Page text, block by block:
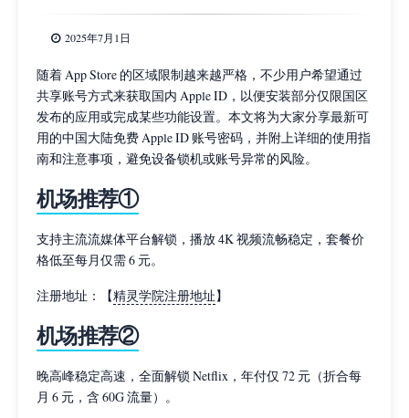
2025年7月1日
随着 App Store 的区域限制越来越严格，不少用户希望通过
共享账号方式来获取国内 Apple ID，以便安装部分仅限国区
发布的应用或完成某些功能设置。本文将为大家分享最新可
用的中国大陆免费 Apple ID 账号密码，并附上详细的使用指
南和注意事项，避免设备锁机或账号异常的风险。
机场推荐①
支持主流流媒体平台解锁，播放 4K 视频流畅稳定，套餐价
格低至每月仅需 6 元。
注册地址：【精灵学院注册地址】
机场推荐②
晚高峰稳定高速，全面解锁 Netflix，年付仅 72 元（折合每
月 6 元，含 60G 流量）。